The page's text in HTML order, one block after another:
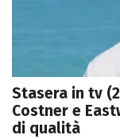
Stasera in tv
Costner e
di qualità